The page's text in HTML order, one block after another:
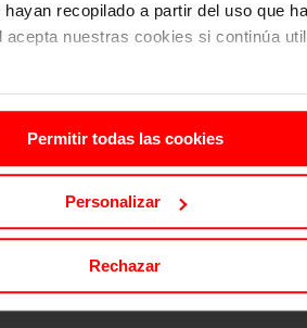
hayan recopilado a partir del uso que
nuestras cookies si continúa
Permitir todas las cookies
Personalizar
Rechazar